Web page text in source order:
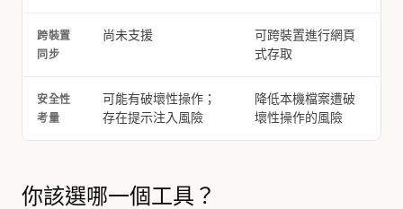
跨裝置
同步
尚未支援
可跨裝置進行網頁
式存取
安全性
考量
可能有破壞性操作；
存在提示注入風險
降低本機檔案遭破
壞性操作的風險
你該選哪一個工具？